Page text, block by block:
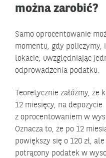
można zarobić?
Samo oprocentowanie
momentu, gdy policzymy,
lokacie, uwzględniając
odprowadzenia podatku.
Teoretycznie załóżmy,
12 miesięcy, na depozycie
z oprocentowaniem w
Oznacza to, że po 12
powiększy się o 120 zł,
potrącony podatek w